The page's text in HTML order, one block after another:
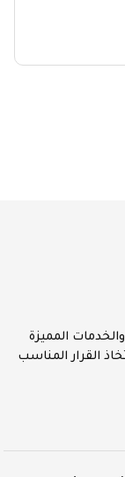
المميزة
القرار المناسب